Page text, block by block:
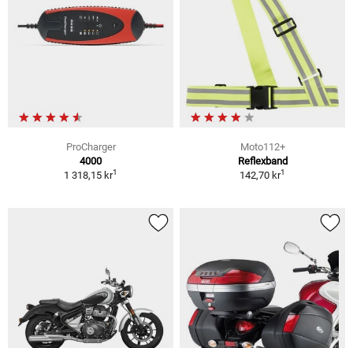
ProCharger
4000
1 318,15 kr1
Moto112+
Reflexband
142,70 kr1